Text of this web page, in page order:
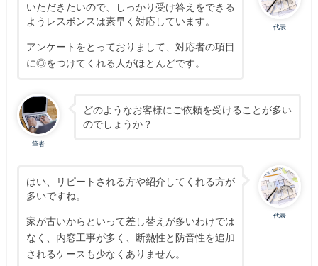
代表
いただきたいので、しっかり受け答えをできる
ようレスポンスは素早く対応しています。
アンケートをとっておりまして、対応者の項目
に◎をつけてくれる人がほとんどです。
筆者
どのようなお客様にご依頼を受けることが多い
のでしょうか？
代表
はい、リピートされる方や紹介してくれる方が
多いですね。
家が古いからといって差し替えが多いわけでは
なく、内窓工事が多く、断熱性と防音性を追加
されるケースも少なくありません。